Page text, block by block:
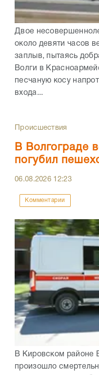
Двое
около девяти часов
заплыв, пытаясь
Волги в
песчаную косу
входа...
Происшествия
В Волгограде
погубил
06.08.2026 12:23
Комментарии
В Кировском районе
произошло